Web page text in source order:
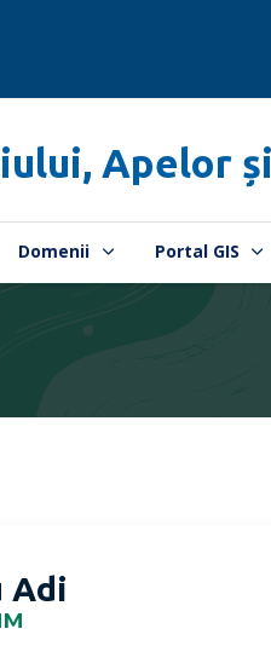
Apelor
Domenii Portal GIS
Adi